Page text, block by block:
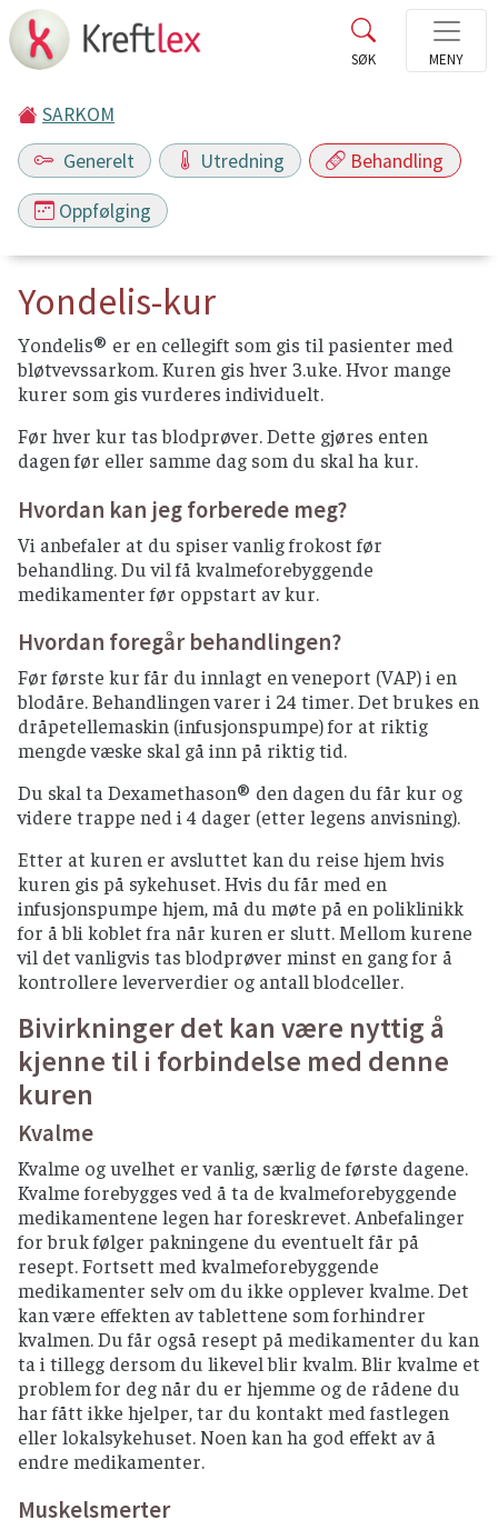
SARKOM
Generelt
Utredning Behandling
Oppfølging
Yondelis-kur
Yondelis® er en cellegift som gis til pasienter med
bløtvevssarkom. Kuren gis hver 3.uke. Hvor mange
kurer som gis vurderes individuelt.
Før hver kur tas blodprøver. Dette gjøres enten
dagen før eller samme dag som du skal ha kur.
Hvordan kan jeg forberede meg?
Vi anbefaler at du spiser vanlig frokost før
behandling. Du vil få kvalmeforebyggende
medikamenter før oppstart av kur.
Hvordan foregår behandlingen?
Før første kur får du innlagt en veneport (VAP) i en
blodåre. Behandlingen varer i 24 timer. Det brukes en
dråpetellemaskin (infusjonspumpe) for at riktig
mengde væske skal gå inn på riktig tid.
Du skal ta Dexamethason® den dagen du får kur og
videre trappe ned i 4 dager (etter legens anvisning).
Etter at kuren er avsluttet kan du reise hjem hvis
kuren gis på sykehuset. Hvis du får med en
infusjonspumpe hjem, må du møte på en poliklinikk
for å bli koblet fra når kuren er slutt. Mellom kurene
vil det vanligvis tas blodprøver minst en gang for å
kontrollere leververdier og antall blodceller.
Bivirkninger det kan være nyttig å
kjenne til i forbindelse med denne
kuren
Kvalme
Kvalme og uvelhet er vanlig, særlig de første dagene.
Kvalme forebygges ved å ta de kvalmeforebyggende
medikamentene legen har foreskrevet. Anbefalinger
for bruk følger pakningene du eventuelt får på
resept. Fortsett med kvalmeforebyggende
medikamenter selv om du ikke opplever kvalme. Det
kan være effekten av tablettene som forhindrer
kvalmen. Du får også resept på medikamenter du kan
ta i tillegg dersom du likevel blir kvalm. Blir kvalme et
problem for deg når du er hjemme og de rådene du
har fått ikke hjelper, tar du kontakt med fastlegen
eller lokalsykehuset. Noen kan ha god effekt av å
endre medikamenter.
Muskelsmerter